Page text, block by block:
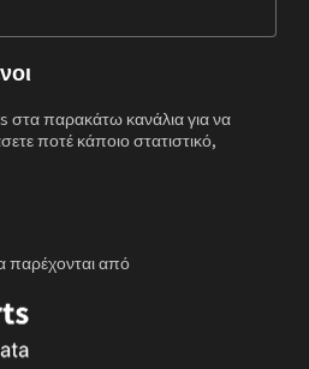
στα παρακάτω κανάλια για να
ποτέ κάποιο στατιστικό,
παρέχονται από